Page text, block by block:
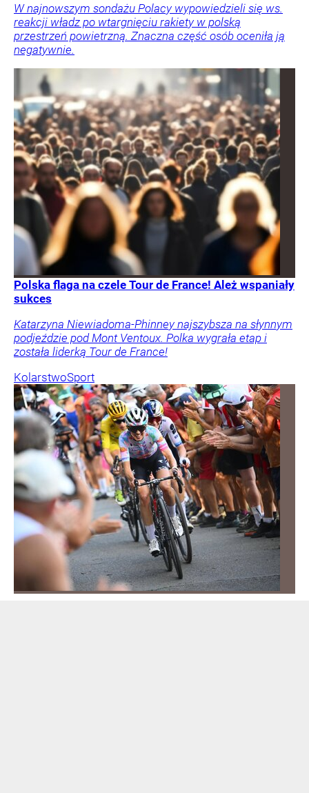
W najnowszym sondażu Polacy wypowiedzieli się ws.
reakcji władz po wtargnięciu rakiety w polską
przestrzeń powietrzną. Znaczna część osób oceniła ją
negatywnie.
Polska flaga na czele Tour de France! Ależ wspaniały
sukces
Katarzyna Niewiadoma-Phinney najszybsza na słynnym
podjeździe pod Mont Ventoux. Polka wygrała etap i
została liderką Tour de France!
KolarstwoSport